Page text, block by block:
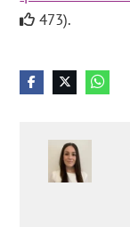
473).